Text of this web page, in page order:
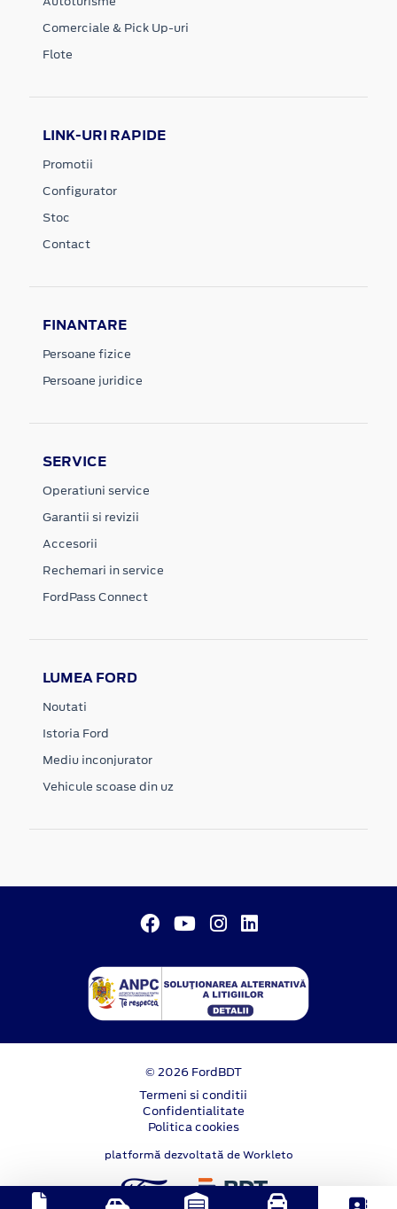
Comerciale & Pick Up-uri
Flote
LINK-URI RAPIDE
Promotii
Configurator
Stoc
Contact
FINANTARE
Persoane fizice
Persoane juridice
SERVICE
Operatiuni service
Garantii si revizii
Accesorii
Rechemari in service
FordPass Connect
LUMEA FORD
Noutati
Istoria Ford
Mediu inconjurator
Vehicule scoase din uz
© 2026 FordBDT
Termeni si conditii
Confidentialitate
Politica cookies
platformă dezvoltată de Workleto